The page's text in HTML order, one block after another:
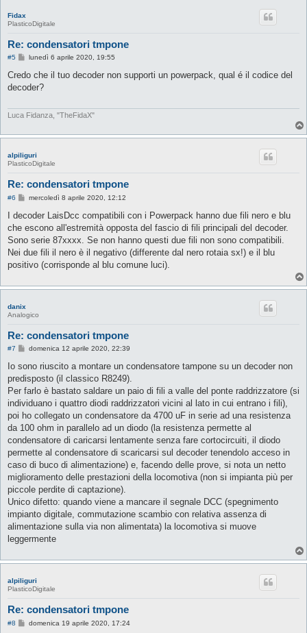
Fidax
PlasticoDigitale
Re: condensatori tmpone
#5
M
s
a
i
lunedì 6 aprile 2020, 19:55
Credo che il tuo decoder non supporti un powerpack, qual é il codice del
decoder?
Luca Fidanza, "TheFidaX"
alpiliguri
PlasticoDigitale
Re: condensatori tmpone
#6
M
s
a
g
i
o
mercoledì 8 aprile 2020, 12:12
I decoder LaisDcc compatibili con i Powerpack hanno due fili nero e blu
che escono all'estremità opposta del fascio di fili principali del decoder.
Sono serie 87xxxx. Se non hanno questi due fili non sono compatibili.
Nei due fili il nero è il negativo (differente dal nero rotaia sx!) e il blu
positivo (corrisponde al blu comune luci).
danix
Analogico
Re: condensatori tmpone
#7
M
s
a
g
i
o
domenica 12 aprile 2020, 22:39
Io sono riuscito a montare un condensatore tampone su un decoder non
predisposto (il classico R8249).
Per farlo è bastato saldare un paio di fili a valle del ponte raddrizzatore (si
individuano i quattro diodi raddrizzatori vicini al lato in cui entrano i fili),
poi ho collegato un condensatore da 4700 uF in serie ad una resistenza
da 100 ohm in parallelo ad un diodo (la resistenza permette al
condensatore di caricarsi lentamente senza fare cortocircuiti, il diodo
permette al condensatore di scaricarsi sul decoder tenendolo acceso in
caso di buco di alimentazione) e, facendo delle prove, si nota un netto
miglioramento delle prestazioni della locomotiva (non si impianta più per
piccole perdite di captazione).
Unico difetto: quando viene a mancare il segnale DCC (spegnimento
impianto digitale, commutazione scambio con relativa assenza di
alimentazione sulla via non alimentata) la locomotiva si muove
leggermente
alpiliguri
PlasticoDigitale
Re: condensatori tmpone
#8
Mdomenica 19 aprile 2020, 17:24